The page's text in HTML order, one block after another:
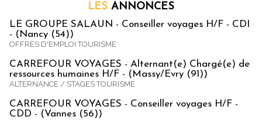
LES ANNONCES
LE GROUPE SALAUN - Conseiller voyages H/F - CDI
- (Nancy (54))
OFFRES D'EMPLOI TOURISME
CARREFOUR VOYAGES - Alternant(e) Chargé(e) de
ressources humaines H/F - (Massy/Evry (91))
ALTERNANCE / STAGES TOURISME
CARREFOUR VOYAGES - Conseiller voyages H/F -
CDD - (Vannes (56))